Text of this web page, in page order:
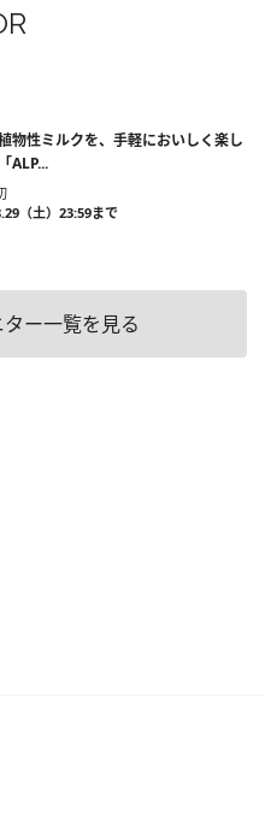
物性ミルクを、手軽においしく楽し
ALP...
（土）23:59まで
ー一覧を見る